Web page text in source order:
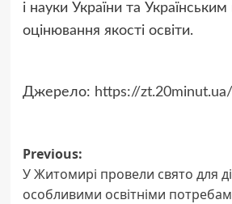
і науки України та
оцінювання якості освіти.
Джерело: https://zt.20minut.ua/
Post
navigation
Previous:
У Житомирі провели свято для
особливими освітніми